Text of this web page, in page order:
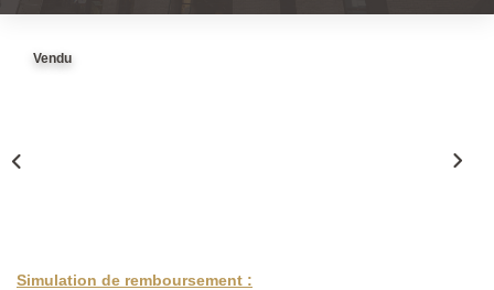
Vendu
Simulation de remboursement :